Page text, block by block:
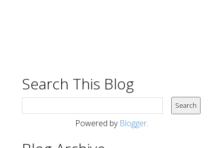
Search This Blog
Powered by Blogger.